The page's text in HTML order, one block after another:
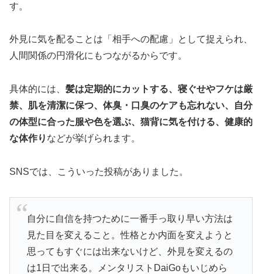
す。
外見に気を配ることは「相手への配慮」として捉えられ、
人間関係の円滑化にもつながるからです。
具体的には、 髪は定期的にカットする、寝ぐせやフケは厳
禁、肌を清潔に保つ、体臭・口臭のケアも忘れない、自分
の体型に合った服や色を選ぶ、猫背に気を付ける、健康的
な体作り などが挙げられます。
SNSでは、こういった投稿がありました。
自分に自信を持つために一番手っ取り早い方法は
見た目を変えること。性格とか内面を変えようと
思ってもすぐには出来ないけど、外見を変えるの
は1日で出来る。メンタリストDaiGoもいじめら